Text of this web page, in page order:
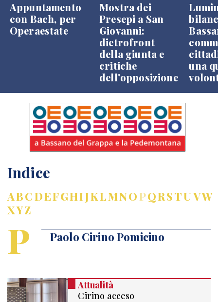
Appuntamento
con Bach, per
Operaestate
Mostra dei
Presepi a San
Giovanni:
dietrofront
della giunta e
critiche
dell'opposizione
una
Indice
ABCDEFGHIJKLMNOPQRSTUVW
XYZ
P Paolo Cirino Pomicino
Attualità
Cirino acceso